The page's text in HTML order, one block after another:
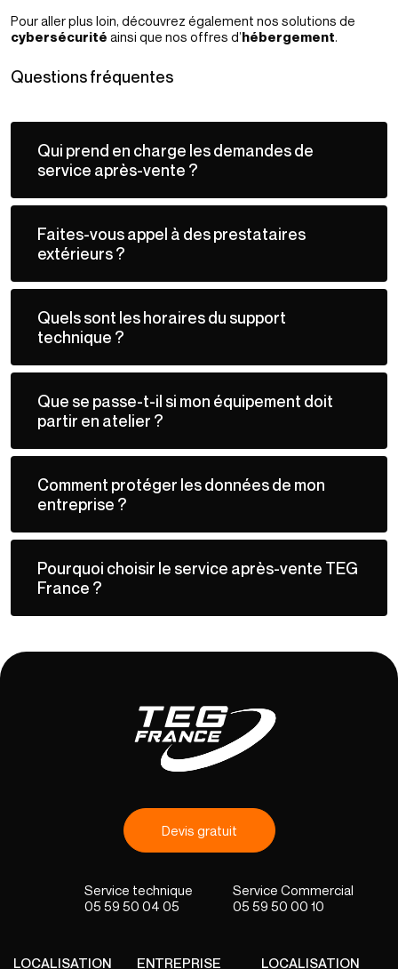
Pour aller plus loin, découvrez également nos solutions de
cybersécurité ainsi que nos offres d’hébergement.
Questions fréquentes
Qui prend en charge les demandes de
service après-vente ?
Faites-vous appel à des prestataires
extérieurs ?
Quels sont les horaires du support
technique ?
Que se passe-t-il si mon équipement doit
partir en atelier ?
Comment protéger les données de mon
entreprise ?
Pourquoi choisir le service après-vente TEG
France ?
Devis gratuit
05 59 50 04 05
05 59 50 00 10
LOCALISATION ENTREPRISE LOCALISATION